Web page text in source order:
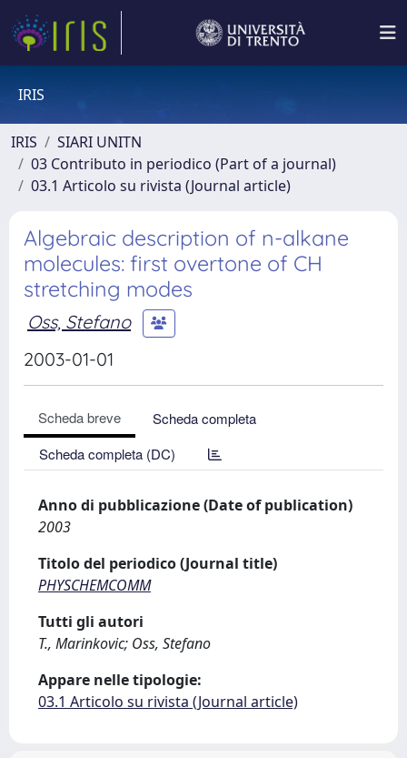
IRIS
IRIS
SIARI UNITN
03 Contributo in periodico (Part of a journal)
03.1 Articolo su rivista (Journal article)
Algebraic description of n-alkane
molecules: first overtone of CH
stretching modes
Oss, Stefano
2003-01-01
Scheda breve
Scheda completa
Scheda completa (DC)
Anno di pubblicazione (Date of publication)
2003
Titolo del periodico (Journal title)
PHYSCHEMCOMM
Tutti gli autori
T., Marinkovic; Oss, Stefano
Appare nelle tipologie:
03.1 Articolo su rivista (Journal article)